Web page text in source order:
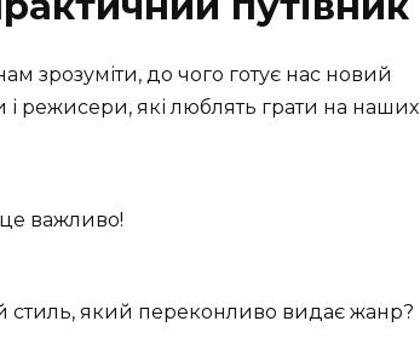
зрозуміти, до чого готує нас новий
і режисери, які люблять грати на наших
важливо!
стиль, який переконливо видає жанр?